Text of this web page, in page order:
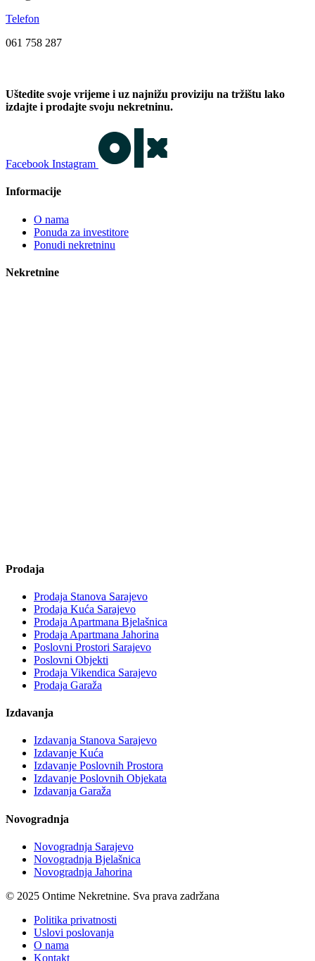
Telefon
061 758 287
Uštedite svoje vrijeme i uz najnižu proviziju na tržištu lako
izdajte i prodajte svoju nekretninu.
Facebook Instagram
Informacije
O nama
Ponuda za investitore
Ponudi nekretninu
Nekretnine
Prodaja
Prodaja Stanova Sarajevo
Prodaja Kuća Sarajevo
Prodaja Apartmana Bjelašnica
Prodaja Apartmana Jahorina
Poslovni Prostori Sarajevo
Poslovni Objekti
Prodaja Vikendica Sarajevo
Prodaja Garaža
Izdavanja
Izdavanja Stanova Sarajevo
Izdavanje Kuća
Izdavanje Poslovnih Prostora
Izdavanje Poslovnih Objekata
Izdavanja Garaža
Novogradnja
Novogradnja Sarajevo
Novogradnja Bjelašnica
Novogradnja Jahorina
© 2025 Ontime Nekretnine. Sva prava zadržana
Politika privatnosti
Uslovi poslovanja
O nama
Kontakt